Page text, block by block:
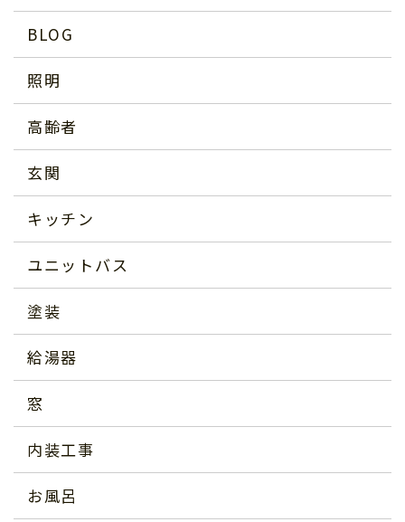
BLOG
照明
高齢者
玄関
キッチン
ユニットバス
塗装
給湯器
窓
内装工事
お風呂